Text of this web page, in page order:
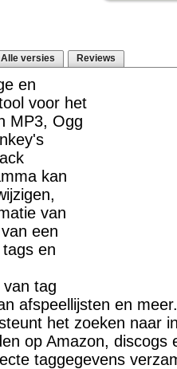
Alle versies Reviews
en
voor het
MP3, Ogg
kan
van
een
en
tag
afspeellijsten en meer.
het zoeken naar
op Amazon, discogs
taggegevens